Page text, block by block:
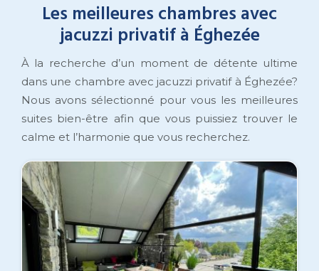
Les meilleures chambres avec
jacuzzi privatif à Éghezée
À la recherche d’un moment de détente ultime
dans une chambre avec jacuzzi privatif à Éghezée?
Nous avons sélectionné pour vous les meilleures
suites bien-être afin que vous puissiez trouver le
calme et l’harmonie que vous recherchez.